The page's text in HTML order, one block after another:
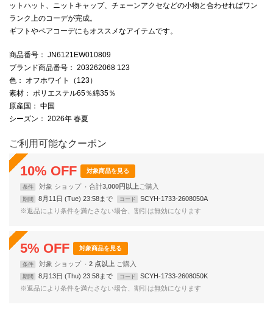
ットハット、ニットキャップ、チェーンアクセなどの小物と合わせればワン
ランク上のコーデが完成。
ギフトやペアコーデにもオススメなアイテムです。
商品番号 ： JN6121EW010809
ブランド商品番号 ： 203262068 123
色 ： オフホワイト（123）
素材 ： ポリエステル65％綿35％
原産国 ： 中国
シーズン ： 2026年 春夏
ご利用可能なクーポン
10% OFF 対象商品を見る
条件 対象 ショップ 合計3,000円以上
期間 8月11日 (Tue) 23:58まで コード
SCYH-1733-2608050A
※返品により条件を満たさない場合、割引は無効になります
5% OFF 対象商品を見る
条件 対象 ショップ 2 点以上
期間 8月13日 (Thu) 23:58まで コード
SCYH-1733-2608050K
※返品により条件を満たさない場合、割引は無効になります